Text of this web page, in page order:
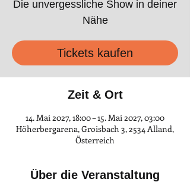
Die unvergessliche Show in deiner
Nähe
Tickets kaufen
Zeit & Ort
14. Mai 2027, 18:00 – 15. Mai 2027, 03:00
Höherbergarena, Groisbach 3, 2534 Alland,
Österreich
Über die Veranstaltung